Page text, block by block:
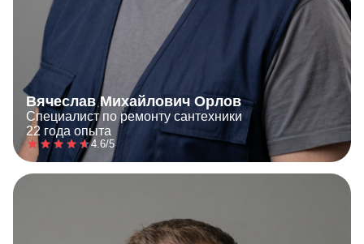
Вячеслав Михайлович Орлов
Специалист по ремонту сантехники
22 года опыта
4.6/5